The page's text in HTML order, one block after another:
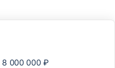
8 000 000 ₽